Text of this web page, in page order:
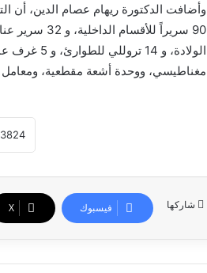
وأضافت الدكتورة ريهام عصام الدين، أن
مغناطيسي، ووحدة أشعة مقطعية، ومعامل
شاركها فيسبوك ‫X